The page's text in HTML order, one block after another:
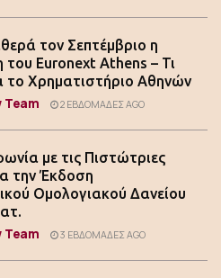
τον Σεπτέμβριο η
του Euronext Athens – Τι
το Χρηματιστήριο Αθηνών
Team 2 ΕΒΔΟΜΆΔΕΣ AGO
με τις Πιστώτριες
την Έκδοση
Ομολογιακού Δανείου
Team 3 ΕΒΔΟΜΆΔΕΣ AGO